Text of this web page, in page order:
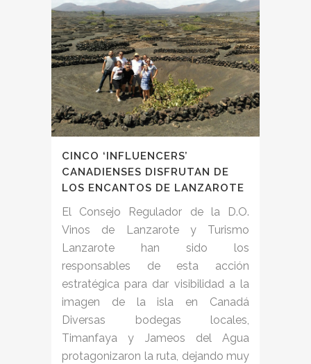
CINCO ‘INFLUENCERS’
CANADIENSES DISFRUTAN DE
LOS ENCANTOS DE LANZAROTE
El Consejo Regulador de la D.O.
Vinos de Lanzarote y Turismo
Lanzarote han sido los
responsables de esta acción
estratégica para dar visibilidad a la
imagen de la isla en Canadá
Diversas bodegas locales,
Timanfaya y Jameos del Agua
protagonizaron la ruta, dejando muy